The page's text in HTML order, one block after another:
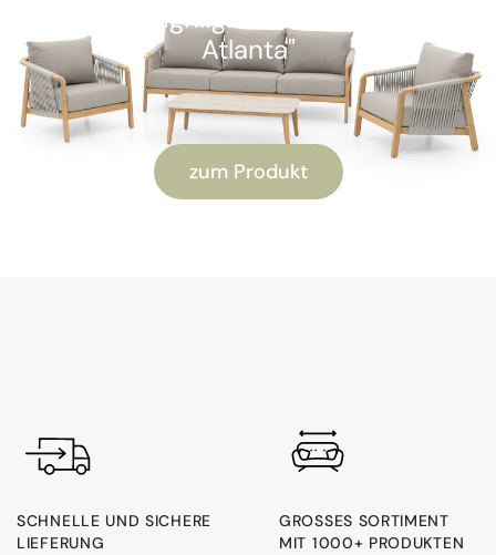
Kunden-Highlight: "Alu Lounge-Set
Atlanta"
zum Produkt
SCHNELLE UND SICHERE
LIEFERUNG
GROSSES SORTIMENT M
IT 1000+ PRODUKTEN